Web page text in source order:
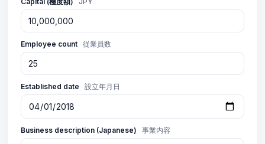
Employee count 従業員数
Established date 設立年月日
Business description (Japanese) 事業内容